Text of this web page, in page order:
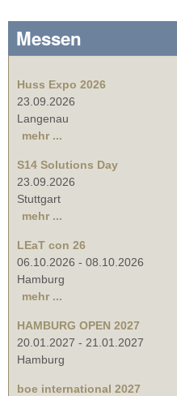
Messen
Huss Expo 2026
23.09.2026
Langenau
mehr ...
S14 Solutions Day
23.09.2026
Stuttgart
mehr ...
LEaT con 26
06.10.2026 - 08.10.2026
Hamburg
mehr ...
HAMBURG OPEN 2027
20.01.2027 - 21.01.2027
Hamburg
boe international 2027